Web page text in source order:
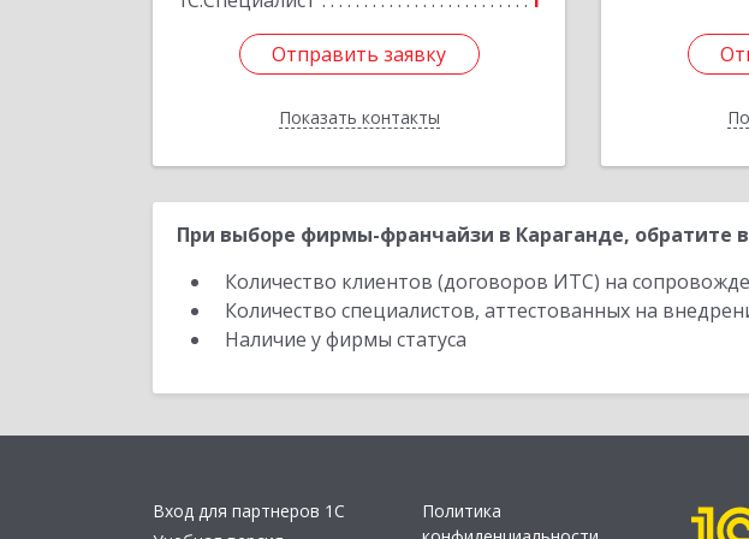
Отправить заявку
Показать контакты
Отправить заявку
Назад
При выборе фирмы-франчайзи в Караганде, обратите
Количество клиентов (договоров ИТС) на
Количество специалистов, аттестованных на
Наличие у фирмы статуса
Вход для партнеров 1С
Политика